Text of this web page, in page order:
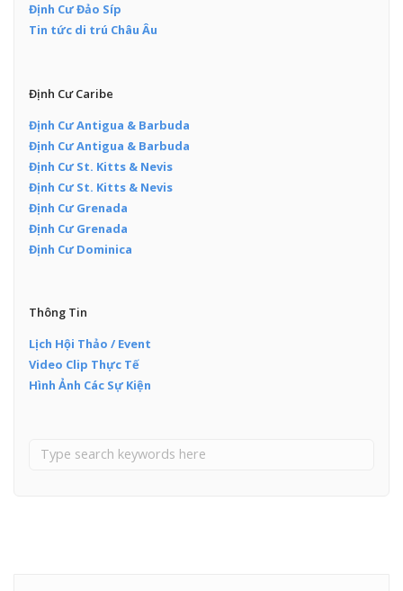
Định Cư Đảo Síp
Tin tức di trú Châu Âu
Định Cư Caribe
Định Cư Antigua & Barbuda
Định Cư Antigua & Barbuda
Định Cư St. Kitts & Nevis
Định Cư St. Kitts & Nevis
Định Cư Grenada
Định Cư Grenada
Định Cư Dominica
Thông Tin
Lịch Hội Thảo / Event
Video Clip Thực Tế
Hình Ảnh Các Sự Kiện